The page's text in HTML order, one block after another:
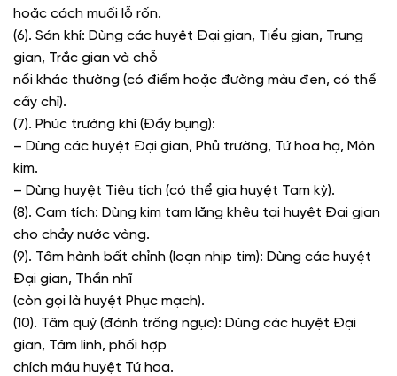
hoặc cách muối lỗ rốn.
(6). Sán khí: Dùng các huyệt Đại gian, Tiểu gian, Trung
gian, Trắc gian và chỗ
nổi khác thường (có điểm hoặc đường màu đen, có thể
cấy chỉ).
(7). Phúc trướng khí (Đầy bụng):
– Dùng các huyệt Đại gian, Phủ trường, Tứ hoa hạ, Môn
kim.
– Dùng huyệt Tiêu tích (có thể gia huyệt Tam kỳ).
(8). Cam tích: Dùng kim tam lăng khêu tại huyệt Đại gian
cho chảy nước vàng.
(9). Tâm hành bất chỉnh (loạn nhịp tim): Dùng các huyệt
Đại gian, Thần nhĩ
(còn gọi là huyệt Phục mạch).
(10). Tâm quý (đánh trống ngực): Dùng các huyệt Đại
gian, Tâm linh, phối hợp
chích máu huyệt Tứ hoa.